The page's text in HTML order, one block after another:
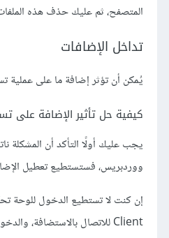
المتصفح، ثم عليك حذف هذه
تداخل الإضافات
يُمكن أن تؤثر إضافة ما على
كيفية حل تأثير الإضافة على
يجب عليك أولًا التأكد أن
ووردبريس، فستستطيع تعطيل
Client للاتصال بالاستضافة، والدخول للمسار wp-content/plugins ثم تغيير اسم المجلد مؤقتًا.